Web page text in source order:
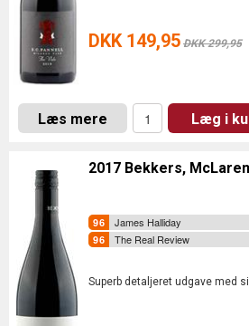
DKK 149,95 DKK 299,95
Læs mere Læg i
2017 Bekkers,
James Halliday
The Real Review
Superb detaljeret udgave med